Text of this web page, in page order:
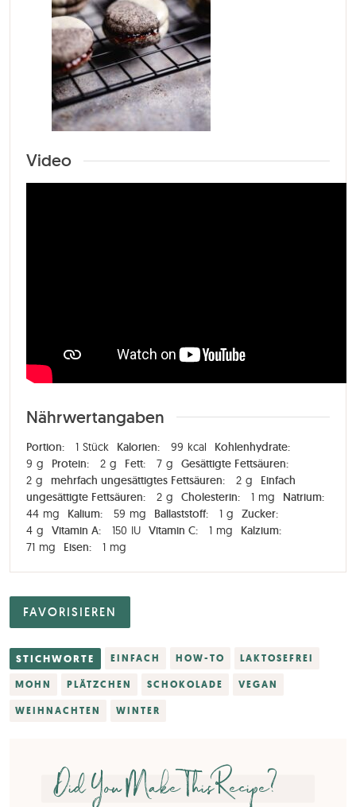
Video
Nährwertangaben
Portion: 1 Stück Kalorien: 99 kcal
Kohlenhydrate:
9 g Protein: 2 g Fett: 7 g
Gesättigte Fettsäuren:
2 g mehrfach ungesättigtes Fettsäuren: 2 g
Einfach
ungesättigte Fettsäuren:
2 g Cholesterin: 1 mg
Natrium:
44 mg Kalium: 59 mg Ballaststoff: 1 g
Zucker:
4 g Vitamin A: 150 IU Vitamin C: 1 mg
Kalzium:
71 mg Eisen: 1 mg
FAVORISIEREN
STICHWORTE EINFACH HOW-TO LAKTOSEFREI
MOHN PLÄTZCHEN SCHOKOLADE VEGAN
WEIHNACHTEN WINTER
Did You Make This Recipe?